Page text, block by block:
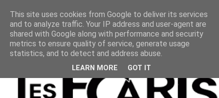
This site uses cookies from Google to deliver its services
and to analyze traffic. Your IP address and user-agent are
shared with Google along with performance and security
metrics to ensure quality of service, generate usage
statistics, and to detect and address abuse.
LEARN MORE GOT IT